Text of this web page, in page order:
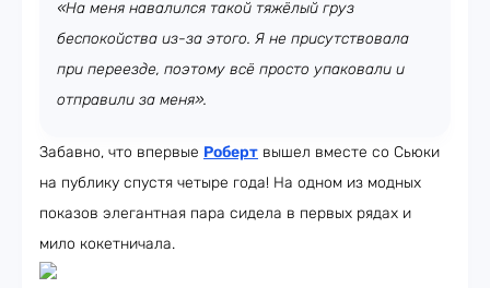
«На меня навалился такой тяжёлый груз
беспокойства из-за этого. Я не присутствовала
при переезде, поэтому всё просто упаковали и
отправили за меня».
Забавно, что впервые Роберт вышел вместе со Сьюки
на публику спустя четыре года! На одном из модных
показов элегантная пара сидела в первых рядах и
мило кокетничала.